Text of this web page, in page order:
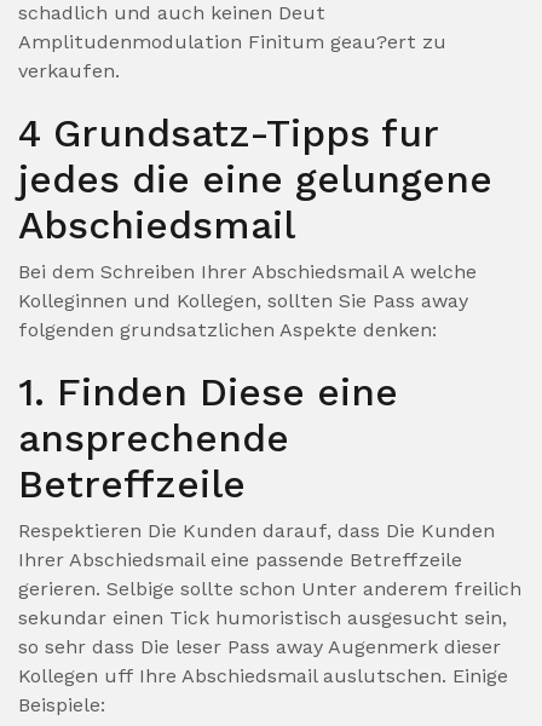
schadlich und auch keinen Deut
Amplitudenmodulation Finitum geau?ert zu
verkaufen.
4 Grundsatz-Tipps fur
jedes die eine gelungene
Abschiedsmail
Bei dem Schreiben Ihrer Abschiedsmail A welche
Kolleginnen und Kollegen, sollten Sie Pass away
folgenden grundsatzlichen Aspekte denken:
1. Finden Diese eine
ansprechende
Betreffzeile
Respektieren Die Kunden darauf, dass Die Kunden
Ihrer Abschiedsmail eine passende Betreffzeile
gerieren. Selbige sollte schon Unter anderem freilich
sekundar einen Tick humoristisch ausgesucht sein,
so sehr dass Die leser Pass away Augenmerk dieser
Kollegen uff Ihre Abschiedsmail auslutschen. Einige
Beispiele: